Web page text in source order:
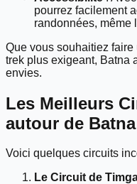
pourrez facilement
randonnées, même
Que vous souhaitiez
trek plus exigeant, Batna
envies.
Les Meilleurs
autour de Batna
Voici quelques circuits
Le Circuit de